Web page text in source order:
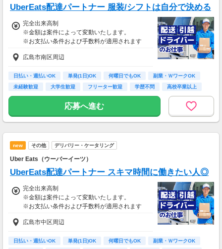
UberEats配達パートナー 服装/シフトは自分で決める
完全出来高制
※金額は案件によって変動いたします。
※お支払い条件および手数料が適用されます
広島市南区周辺
日払い・週払いOK 単発(1日)OK 何曜日でもOK
副業・ＷワークOK
未経験歓迎
大学生歓迎 フリーター歓迎 学歴不問 高校卒業以上
応募へ進む
new その他 デリバリー・ケータリング
Uber Eats（ウーバーイーツ）
UberEats配達パートナー スキマ時間に働きたい人◎
完全出来高制
※金額は案件によって変動いたします。
※お支払い条件および手数料が適用されます
広島市中区周辺
日払い・週払いOK 単発(1日)OK 何曜日でもOK 副業・ＷワークOK